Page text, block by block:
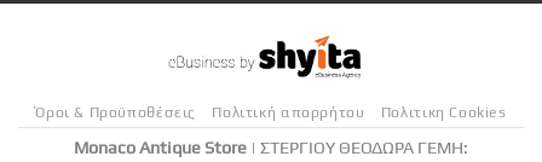
Όροι & Προϋποθέσεις Πολιτική απορρήτου Πολιτικη Cookies
Monaco Antique Store | ΣΤΕΡΓΙΟΥ ΘΕΟΔΩΡΑ ΓΕΜΗ: